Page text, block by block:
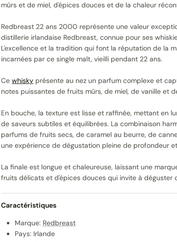
mûrs et de miel, d'épices douces et de la chaleur
Redbreast 22 ans 2000 représente une valeur
distillerie irlandaise Redbreast, connue pour ses
L'excellence et la tradition qui font la réputation de la
incarnées par ce single malt, vieilli pendant 22 ans.
Ce whisky présente au nez un parfum complexe et
notes puissantes de fruits mûrs, de miel, de vanille et
En bouche, la texture est lisse et raffinée, mettant en
de saveurs subtiles et équilibrées. La combinaison
parfums de fruits secs, de caramel au beurre, de
une expérience de dégustation pleine de profondeur
La finale est longue et chaleureuse, laissant une
fruits délicats et d'épices douces qui invite à déguster
Caractéristiques
Marque: Redbreast
Pays: Irlande